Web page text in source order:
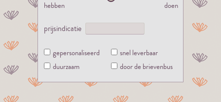
hebben doen
prijsindicatie
gepersonaliseerd
snel leverbaar
duurzaam
door de brievenbus